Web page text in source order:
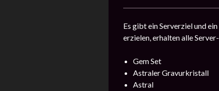
Es gibt ein Serverziel und
erzielen, erhalten alle
Gem Set
Astraler Gravurkristall
Astral